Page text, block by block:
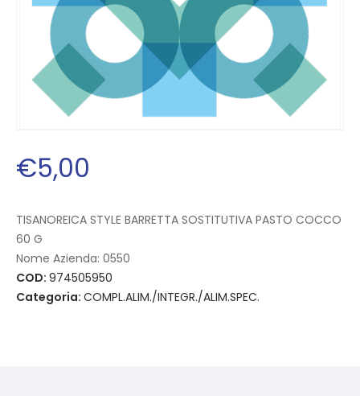
€5,00
TISANOREICA STYLE BARRETTA SOSTITUTIVA PASTO COCCO
60 G
Nome Azienda: 0550
COD: 974505950
Categoria: COMPL.ALIM./INTEGR./ALIM.SPEC.